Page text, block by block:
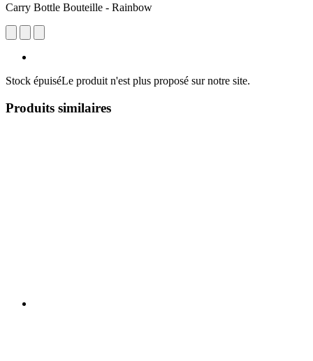
Carry Bottle Bouteille - Rainbow
Stock épuiséLe produit n'est plus proposé sur notre site.
Produits similaires